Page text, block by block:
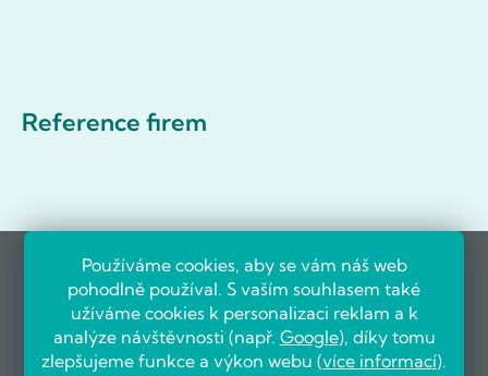
Používáme cookies, aby se vám náš web
pohodlně používal. S vaším souhlasem také
užíváme cookies k personalizaci reklam a k
analýze návštěvnosti (např. Google), díky tomu
zlepšujeme funkce a výkon webu (více informací).
Reference firem